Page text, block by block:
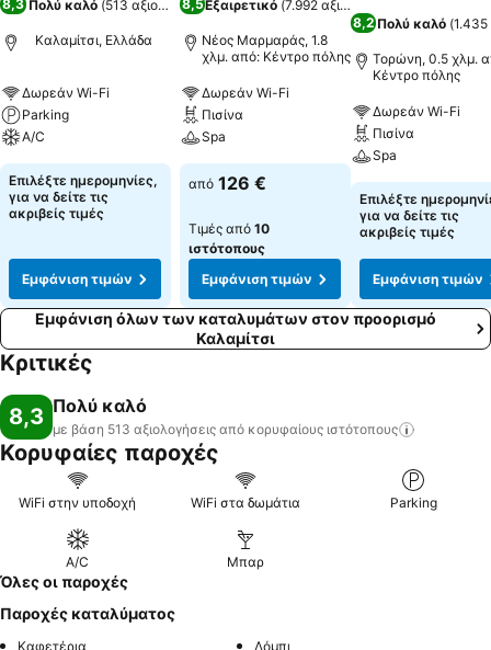
8,3 Πολύ καλό (513 αξιολογήσεις)
Καλαμίτσι, Ελλάδα
Δωρεάν Wi-Fi
Parking
A/C
Επιλέξτε ημερομηνίες,
για να δείτε τις
ακριβείς τιμές
Εμφάνιση τιμών
8,5Εξαιρετικό (7.992 αξιολογήσεις
Νέος Μαρμαράς, 1.8
χλμ. από: Κέντρο πόλης
Δωρεάν Wi-Fi
Πισίνα
Spa
από 126 €
Τιμές από 10
ιστότοπους
Εμφάνιση τιμών
8,2 Πολύ καλό (1.435
Τορώνη, 0.5 χλμ.
Κέντρο πόλης
Δωρεάν Wi-Fi
Πισίνα
Spa
Επιλέξτε
για να δείτε τις
ακριβείς τιμές
Εμφάνιση τιμών
Εμφάνιση όλων των καταλυμάτων στον προορισμό
Καλαμίτσι
Κριτικές
8,3 Πολύ καλό
με βάση 513 αξιολογήσεις από κορυφαίους ιστότοπους
Κορυφαίες παροχές
WiFi στην υποδοχή WiFi στα δωμάτια Parking
A/C Μπαρ
Όλες οι παροχές
Παροχές καταλύματος
Καφετέρια
Λόμπι